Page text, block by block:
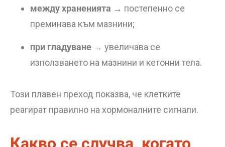
между храненията → постепенно се
преминава към мазнини;
при гладуване → увеличава се
използването на мазнини и кетонни тела.
Този плавен преход показва, че клетките
реагират правилно на хормоналните сигнали.